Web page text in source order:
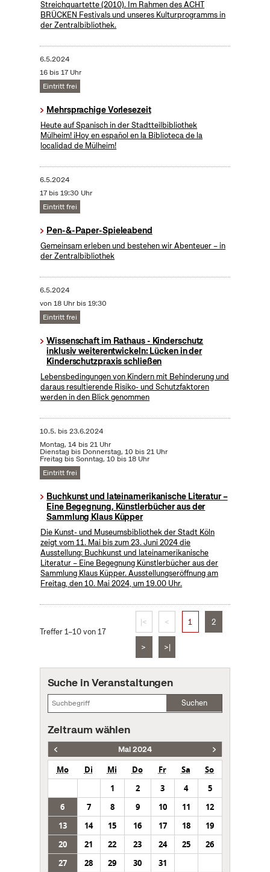
Streichquartette (2010). Im Rahmen des ACHT
BRÜCKEN Festivals und unseres Kulturprogramms in
der Zentralbibliothek.
6.5.2024
16 bis 17 Uhr
Eintritt frei
Mehrsprachige Vorlesezeit
Heute auf Spanisch in der Stadtteilbibliothek
Mülheim! ¡Hoy en español en la Biblioteca de la
localidad de Mülheim!
6.5.2024
17 bis 19:30 Uhr
Eintritt frei
Pen-&-Paper-Spieleabend
Gemeinsam erleben und bestehen wir Abenteuer – in
der Zentralbibliothek
6.5.2024
von 18 Uhr bis 19:30
Eintritt frei
Wissenschaft im Rathaus - Kinderschutz
inklusiv weiterentwickeln: Lücken in der
Kinderschutzpraxis schließen
Lebensbedingungen von Kindern mit Behinderung und
daraus resultierende Risiko- und Schutzfaktoren
werden in den Blick genommen
10.5. bis23.6.2024
Montag, 14 bis 21 Uhr
Dienstag bis Donnerstag, 10 bis 21 Uhr
Freitag bis Sonntag, 10 bis 18 Uhr
Eintritt frei
Buchkunst und lateinamerikanische Literatur –
Eine Begegnung, Künstlerbücher aus der
Sammlung Klaus Küpper
Die Kunst- und Museumsbibliothek der Stadt Köln
zeigt vom 11. Mai bis zum 23. Juni 2024 die
Ausstellung: Buchkunst und lateinamerikanische
Literatur – Eine Begegnung Künstlerbücher aus der
Sammlung Klaus Küpper. Ausstellungseröffnung am
Freitag, den 10. Mai 2024, um 19.00 Uhr.
Treffer 1–10 von 17
|< < 1 2
> >|
Suche in Veranstaltungen
Suchen
Zeitraum wählen
Mai 2024
Mo Di Mi Do Fr Sa
So
1
2 3 4
5
6
7 8 9 10 11
12
13
14 15 16 17 18
19
20
21 22 23 24 25
26
27
28 29 30 31